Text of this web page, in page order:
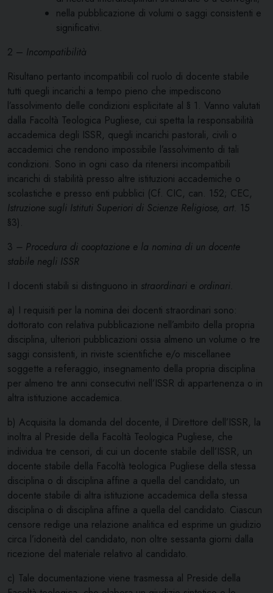
nella pubblicazione di volumi o saggi consistenti e
significativi.
2 – Incompatibilità
Risultano pertanto incompatibili col ruolo di docente stabile
tutti quegli incarichi a tempo pieno che impediscono
l’assolvimento delle condizioni esplicitate al § 1. Vanno valutati
dalla Facoltà Teologica Pugliese, cui spetta la responsabilità
accademica degli ISSR, quegli incarichi pastorali, civili o
accademici che rendono impossibile l’assolvimento di tali
condizioni. Sono in ogni caso da ritenersi incompatibili
incarichi di stabilità presso altre istituzioni accademiche o
scolastiche e presso enti pubblici (Cf. CIC, can. 152; CEC,
Istruzione sugli Istituti Superiori di Scienze Religiose, art. 15
§3).
3 – Procedura di cooptazione e la nomina di un docente
stabile negli ISSR
I docenti stabili si distinguono in straordinari e ordinari.
a) I requisiti per la nomina dei docenti straordinari sono:
dottorato con relativa pubblicazione nell’ambito della propria
disciplina, ulteriori pubblicazioni ossia almeno un volume o tre
saggi consistenti, in riviste scientifiche e/o miscellanee
soggette a referaggio, insegnamento della propria disciplina
per almeno tre anni consecutivi nell’ISSR di appartenenza o in
altra istituzione accademica.
b) Acquisita la domanda del docente, il Direttore dell’ISSR, la
inoltra al Preside della Facoltà Teologica Pugliese, che
individua tre censori, di cui un docente stabile dell’ISSR, un
docente stabile della Facoltà teologica Pugliese della stessa
disciplina o di disciplina affine a quella del candidato, un
docente stabile di altra istituzione accademica della stessa
disciplina o di disciplina affine a quella del candidato. Ciascun
censore redige una relazione analitica ed esprime un giudizio
circa l’idoneità del candidato, non oltre sessanta giorni dalla
ricezione del materiale relativo al candidato.
c) Tale documentazione viene trasmessa al Preside della